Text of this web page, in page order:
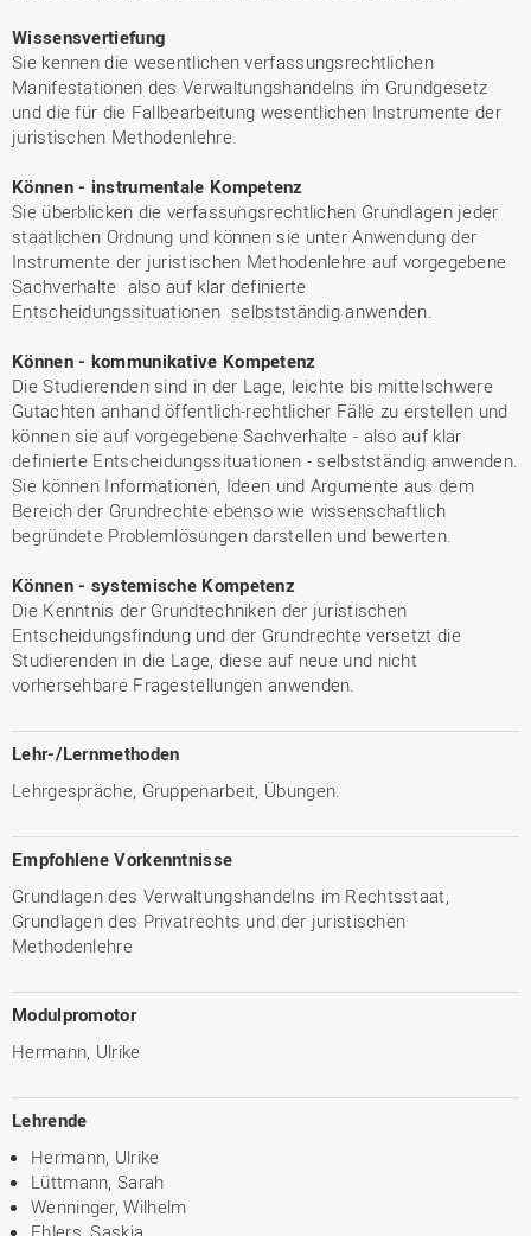
Wissensvertiefung
Sie kennen die wesentlichen verfassungsrechtlichen
Manifestationen des Verwaltungshandelns im Grundgesetz
und die für die Fallbearbeitung wesentlichen Instrumente der
juristischen Methodenlehre.
Können - instrumentale Kompetenz
Sie überblicken die verfassungsrechtlichen Grundlagen jeder
staatlichen Ordnung und können sie unter Anwendung der
Instrumente der juristischen Methodenlehre auf vorgegebene
Sachverhalte  also auf klar definierte
Entscheidungssituationen  selbstständig anwenden.
Können - kommunikative Kompetenz
Die Studierenden sind in der Lage, leichte bis mittelschwere
Gutachten anhand öffentlich-rechtlicher Fälle zu erstellen und
können sie auf vorgegebene Sachverhalte - also auf klar
definierte Entscheidungssituationen - selbstständig anwenden.
Sie können Informationen, Ideen und Argumente aus dem
Bereich der Grundrechte ebenso wie wissenschaftlich
begründete Problemlösungen darstellen und bewerten.
Können - systemische Kompetenz
Die Kenntnis der Grundtechniken der juristischen
Entscheidungsfindung und der Grundrechte versetzt die
Studierenden in die Lage, diese auf neue und nicht
vorhersehbare Fragestellungen anwenden.
Lehr-/Lernmethoden
Lehrgespräche, Gruppenarbeit, Übungen.
Empfohlene Vorkenntnisse
Grundlagen des Verwaltungshandelns im Rechtsstaat,
Grundlagen des Privatrechts und der juristischen
Methodenlehre
Modulpromotor
Hermann, Ulrike
Lehrende
Hermann, Ulrike
Lüttmann, Sarah
Wenninger, Wilhelm
Ehlers, Saskia